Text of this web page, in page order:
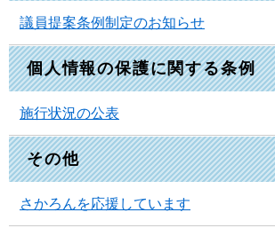
議員提案条例制定のお知らせ
個人情報の保護に関する条例
施行状況の公表
その他
さかろんを応援しています